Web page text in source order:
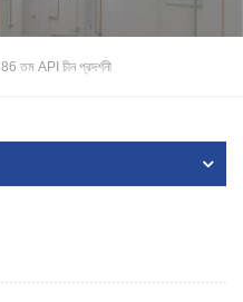
86 তম API চীন প্রদর্শনী